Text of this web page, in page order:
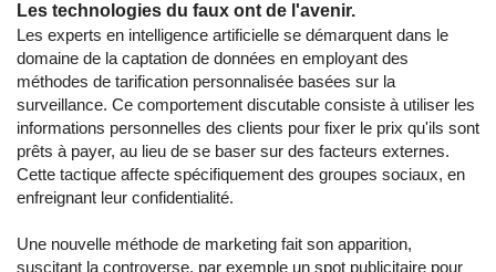
Les technologies du faux ont de l'avenir.
Les experts en intelligence artificielle se démarquent dans le
domaine de la captation de données en employant des
méthodes de tarification personnalisée basées sur la
surveillance. Ce comportement discutable consiste à utiliser les
informations personnelles des clients pour fixer le prix qu'ils sont
prêts à payer, au lieu de se baser sur des facteurs externes.
Cette tactique affecte spécifiquement des groupes sociaux, en
enfreignant leur confidentialité.
Une nouvelle méthode de marketing fait son apparition,
suscitant la controverse, par exemple un spot publicitaire pour